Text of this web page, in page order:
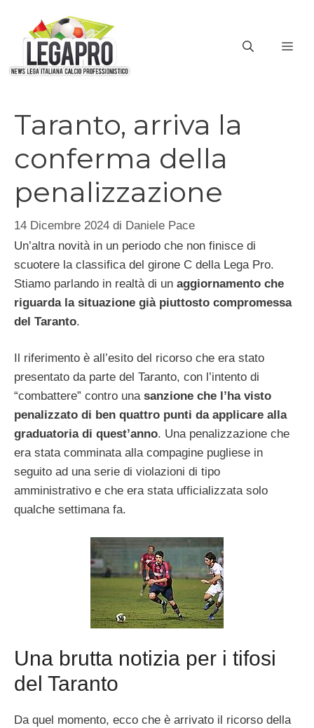
contenuto
Taranto, arriva la
conferma della
penalizzazione
14 Dicembre 2024 di Daniele Pace
Un’altra novità in un periodo che non finisce di
scuotere la classifica del girone C della Lega Pro.
Stiamo parlando in realtà di un aggiornamento che
riguarda la situazione già piuttosto compromessa
del Taranto.
Il riferimento è all’esito del ricorso che era stato
presentato da parte del Taranto, con l’intento di
“combattere” contro una sanzione che l’ha visto
penalizzato di ben quattro punti da applicare alla
graduatoria di quest’anno. Una penalizzazione che
era stata comminata alla compagine pugliese in
seguito ad una serie di violazioni di tipo
amministrativo e che era stata ufficializzata solo
qualche settimana fa.
Una brutta notizia per i tifosi
del Taranto
Da quel momento, ecco che è arrivato il ricorso della